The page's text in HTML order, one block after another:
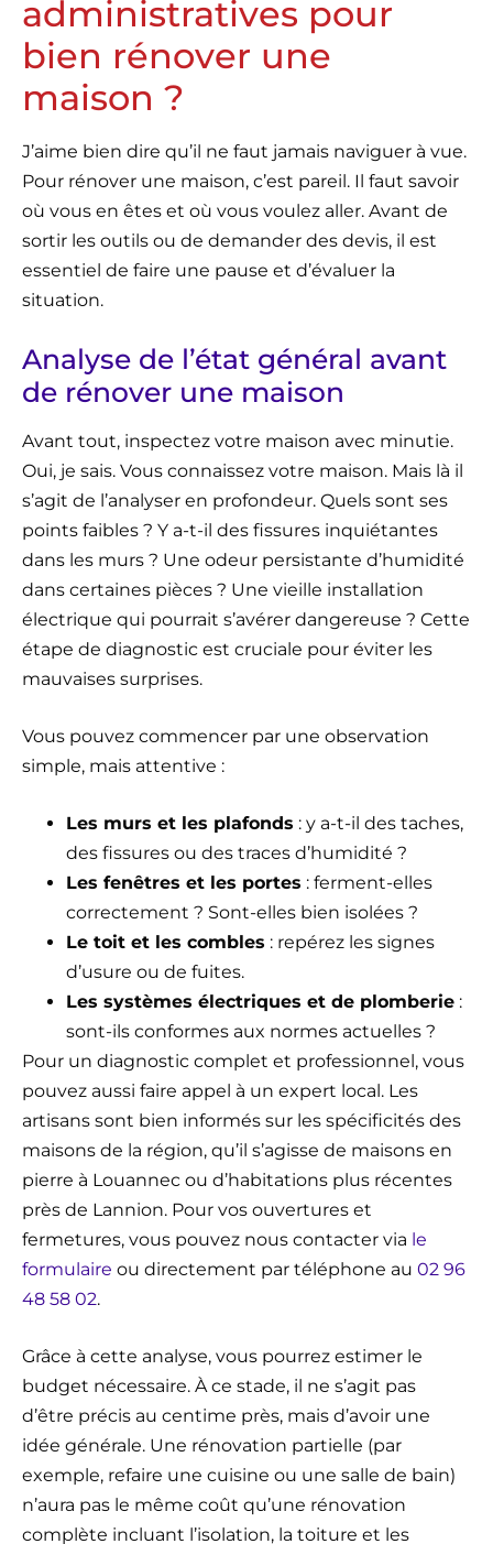
administratives pour
bien rénover une
maison ?
J’aime bien dire qu’il ne faut jamais naviguer à vue.
Pour rénover une maison, c’est pareil. Il faut savoir
où vous en êtes et où vous voulez aller. Avant de
sortir les outils ou de demander des devis, il est
essentiel de faire une pause et d’évaluer la
situation.
Analyse de l’état général avant
de rénover une maison
Avant tout, inspectez votre maison avec minutie.
Oui, je sais. Vous connaissez votre maison. Mais là il
s’agit de l’analyser en profondeur. Quels sont ses
points faibles ? Y a-t-il des fissures inquiétantes
dans les murs ? Une odeur persistante d’humidité
dans certaines pièces ? Une vieille installation
électrique qui pourrait s’avérer dangereuse ? Cette
étape de diagnostic est cruciale pour éviter les
mauvaises surprises.
Vous pouvez commencer par une observation
simple, mais attentive :
Les murs et les plafonds : y a-t-il des taches,
des fissures ou des traces d’humidité ?
Les fenêtres et les portes : ferment-elles
correctement ? Sont-elles bien isolées ?
Le toit et les combles : repérez les signes
d’usure ou de fuites.
Les systèmes électriques et de plomberie :
sont-ils conformes aux normes actuelles ?
Pour un diagnostic complet et professionnel, vous
pouvez aussi faire appel à un expert local. Les
artisans sont bien informés sur les spécificités des
maisons de la région, qu’il s’agisse de maisons en
pierre à Louannec ou d’habitations plus récentes
près de Lannion. Pour vos ouvertures et
fermetures, vous pouvez nous contacter via le
formulaire ou directement par téléphone au 02 96
48 58 02.
Grâce à cette analyse, vous pourrez estimer le
budget nécessaire. À ce stade, il ne s’agit pas
d’être précis au centime près, mais d’avoir une
idée générale. Une rénovation partielle (par
exemple, refaire une cuisine ou une salle de bain)
n’aura pas le même coût qu’une rénovation
complète incluant l’isolation, la toiture et les